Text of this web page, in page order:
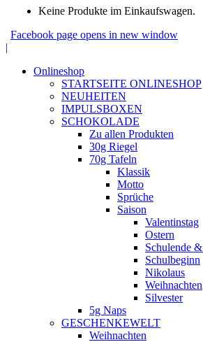
Keine Produkte im Einkaufswagen.
Facebook page opens in new window
|
Onlineshop
STARTSEITE ONLINESHOP
NEUHEITEN
IMPULSBOXEN
SCHOKOLADE
Zu allen Produkten
30g Riegel
70g Tafeln
Klassik
Motto
Sprüche
Saison
Valentinstag
Ostern
Schulende
Schulbeginn
Nikolaus
Weihnachten
Silvester
5g Naps
GESCHENKEWELT
Weihnachten